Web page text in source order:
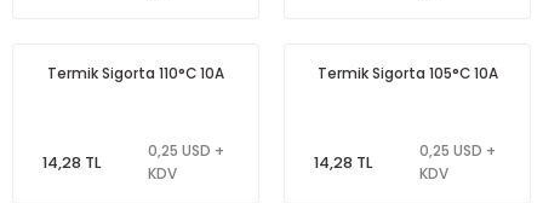
Termik Sigorta 110°C 10A
14,28 TL
0,25 USD +
KDV
Termik Sigorta 105°C 10A
14,28 TL
0,25 USD +
KDV